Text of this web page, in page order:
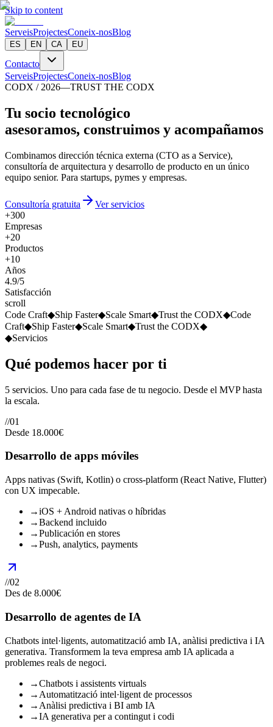
Skip to content
ServeisProjectesConeix-nosBlog
ES EN CA EU
Contacto
ServeisProjectesConeix-nosBlog
CODX / 2026—TRUST THE CODX
Tu socio tecnológico
asesoramos, construimos y acompañamos
Combinamos dirección técnica externa (CTO as a Service),
consultoría de arquitectura y desarrollo de producto en un único
equipo senior. Para startups, pymes y empresas.
Consultoría gratuita
Ver servicios
+300
Empresas
+20
Productos
+10
Años
4.9/5
Satisfacción
scroll
Code Craft◆Ship Faster◆Scale Smart◆Trust the CODX◆Code
Craft◆Ship Faster◆Scale Smart◆Trust the CODX◆
◆Servicios
Qué podemos hacer por ti
5 servicios. Uno para cada fase de tu negocio. Desde el MVP hasta
la escala.
//01
Desde 18.000€
Desarrollo de apps móviles
Apps nativas (Swift, Kotlin) o cross-platform (React Native, Flutter)
con UX impecable.
→iOS + Android nativas o híbridas
→Backend incluido
→Publicación en stores
→Push, analytics, payments
//02
Des de 8.000€
Desarrollo de agentes de IA
Chatbots intel·ligents, automatització amb IA, anàlisi predictiva i IA
generativa. Transformem la teva empresa amb IA aplicada a
problemes reals de negoci.
→Chatbots i assistents virtuals
→ Automatització intel·ligent de processos
→ Anàlisi predictiva i BI amb IA
→IA generativa per a contingut i codi